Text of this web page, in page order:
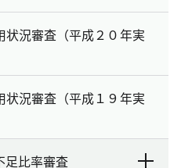
況審査（平成２０年実
況審査（平成１９年実
足比率審査